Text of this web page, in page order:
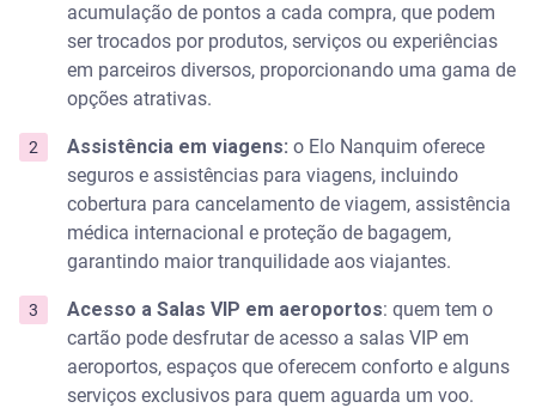
acumulação de pontos a cada compra, que podem
ser trocados por produtos, serviços ou experiências
em parceiros diversos, proporcionando uma gama de
opções atrativas.
Assistência em viagens: o Elo Nanquim oferece
seguros e assistências para viagens, incluindo
cobertura para cancelamento de viagem, assistência
médica internacional e proteção de bagagem,
garantindo maior tranquilidade aos viajantes.
Acesso a Salas VIP em aeroportos: quem tem o
cartão pode desfrutar de acesso a salas VIP em
aeroportos, espaços que oferecem conforto e alguns
serviços exclusivos para quem aguarda um voo.